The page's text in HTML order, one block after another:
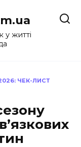
житті
ЧЕК-ЛИСТ